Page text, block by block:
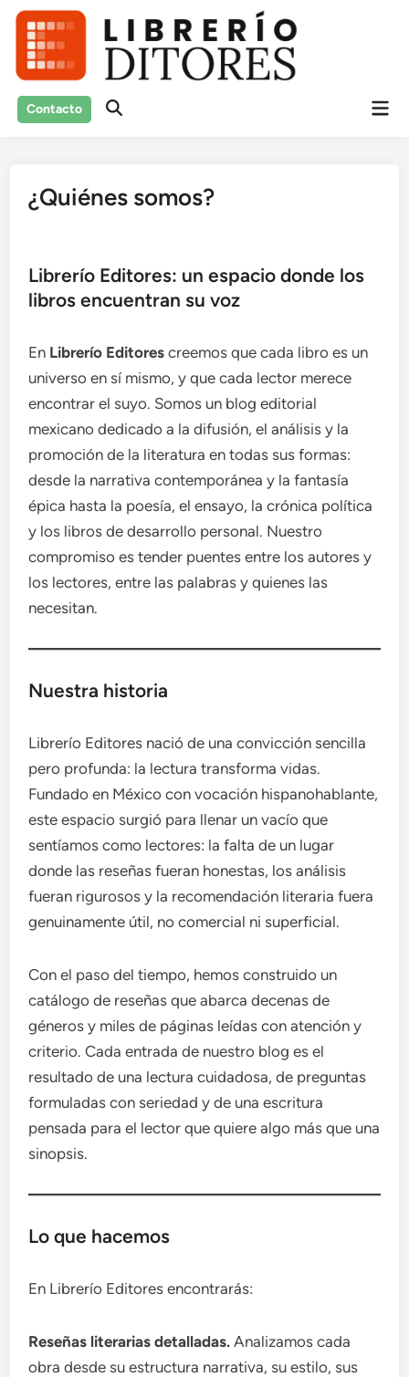
Saltar
contenido
Contacto
Abrir
¿Quiénes somos?
Librerío Editores: un espacio donde los
libros encuentran su voz
En Librerío Editores creemos que cada libro es un
universo en sí mismo, y que cada lector merece
encontrar el suyo. Somos un blog editorial
mexicano dedicado a la difusión, el análisis y la
promoción de la literatura en todas sus formas:
desde la narrativa contemporánea y la fantasía
épica hasta la poesía, el ensayo, la crónica política
y los libros de desarrollo personal. Nuestro
compromiso es tender puentes entre los autores y
los lectores, entre las palabras y quienes las
necesitan.
Nuestra historia
Librerío Editores nació de una convicción sencilla
pero profunda: la lectura transforma vidas.
Fundado en México con vocación hispanohablante,
este espacio surgió para llenar un vacío que
sentíamos como lectores: la falta de un lugar
donde las reseñas fueran honestas, los análisis
fueran rigurosos y la recomendación literaria fuera
genuinamente útil, no comercial ni superficial.
Con el paso del tiempo, hemos construido un
catálogo de reseñas que abarca decenas de
géneros y miles de páginas leídas con atención y
criterio. Cada entrada de nuestro blog es el
resultado de una lectura cuidadosa, de preguntas
formuladas con seriedad y de una escritura
pensada para el lector que quiere algo más que una
sinopsis.
Lo que hacemos
En Librerío Editores encontrarás:
Reseñas literarias detalladas. Analizamos cada
obra desde su estructura narrativa, su estilo, sus